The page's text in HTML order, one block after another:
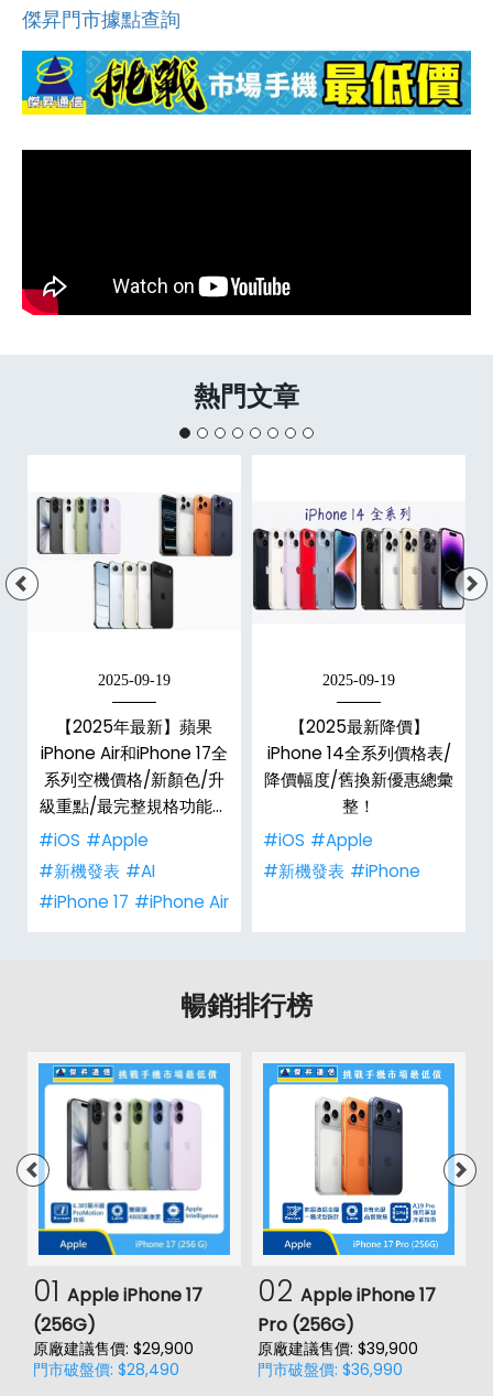
傑昇門市據點查詢
熱門文章
2025-09-19
【2025年最新】蘋果
iPhone Air和iPhone 17全
系列空機價格/新顏色/升
級重點/最完整規格功能懶
人包！
#iOS #Apple
#新機發表 #AI
#iPhone 17 #iPhone Air
2025-09-19
【2025最新降價】
iPhone 14全系列價格表/
降價幅度/舊換新優惠總彙
整！
#iOS #Apple
#新機發表 #iPhone
暢銷排行榜
01 Apple iPhone 17
(256G)
原廠建議售價: $29,900
門市破盤價: $28,490
02 Apple iPhone 17
Pro (256G)
原廠建議售價: $39,900
門市破盤價: $36,990